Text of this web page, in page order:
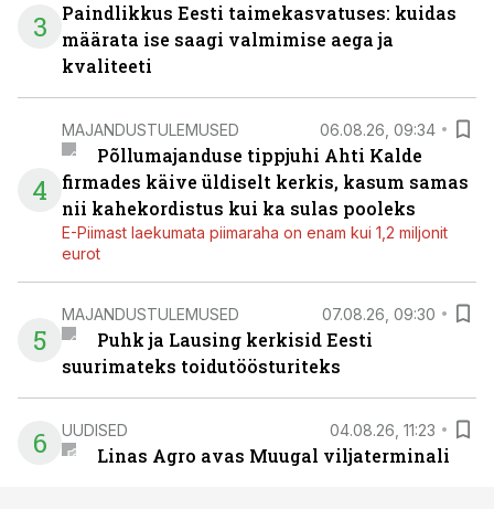
3
Paindlikkus Eesti taimekasvatuses: kuidas
määrata ise saagi valmimise aega ja
kvaliteeti
4
MAJANDUSTULEMUSED 06.08.26, 09:34
Põllumajanduse tippjuhi Ahti Kalde
firmades käive üldiselt kerkis, kasum samas
nii kahekordistus kui ka sulas pooleks
E-Piimast laekumata piimaraha on enam kui 1,2 miljonit
eurot
5
MAJANDUSTULEMUSED 07.08.26, 09:30
Puhk ja Lausing kerkisid Eesti
suurimateks toidutöösturiteks
6 UUDISED 04.08.26, 11:23
Linas Agro avas Muugal viljaterminali